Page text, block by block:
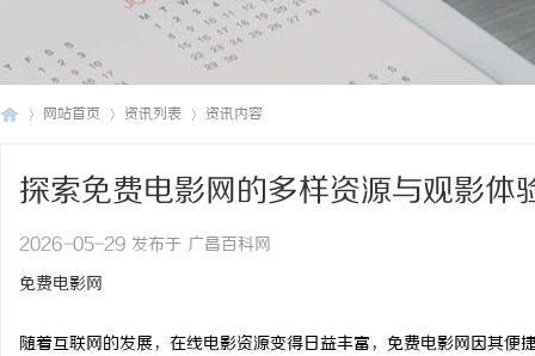
网站首页 资讯列表 资讯内容
探索免费电影网的多样资源与观影体
2026-05-29 发布于 广昌百科网
免费电影网
随着互联网的发展，在线电影资源变得日益丰富，免费电影网因其